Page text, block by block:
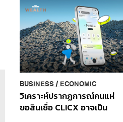
Order
BUSINESS/ ECONOMIC
วิเคราะห์ปรากฏการณ์คนแห่
ขอสินเชื่อ CLICX อาจเป็น